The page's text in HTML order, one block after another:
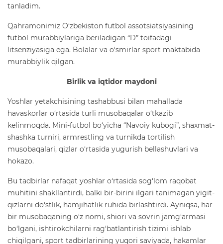
tanladim.
Qahramonimiz O‘zbekiston futbol assotsiatsiyasining
futbol murabbiylariga beriladigan “D” toifadagi
litsenziyasiga ega. Bolalar va o‘smirlar sport maktabida
murabbiylik qilgan.
Birlik va iqtidor maydoni
Yoshlar yetakchisining tashabbusi bilan mahallada
havaskorlar o‘rtasida turli musobaqalar o‘tkazib
kelinmoqda. Mini-futbol bo‘yicha “Navoiy kubogi”, shaxmat-
shashka turniri, armrestling va turnikda tortilish
musobaqalari, qizlar o‘rtasida yugurish bellashuvlari va
hokazo.
Bu tadbirlar nafaqat yoshlar o‘rtasida sog‘lom raqobat
muhitini shakllantirdi, balki bir-birini ilgari tanimagan yigit-
qizlarni do‘stlik, hamjihatlik ruhida birlashtirdi. Ayniqsa, har
bir musobaqaning o‘z nomi, shiori va sovrin jamg‘armasi
bo‘lgani, ishtirokchilarni rag‘batlantirish tizimi ishlab
chiqilgani, sport tadbirlarining yuqori saviyada, hakamlar